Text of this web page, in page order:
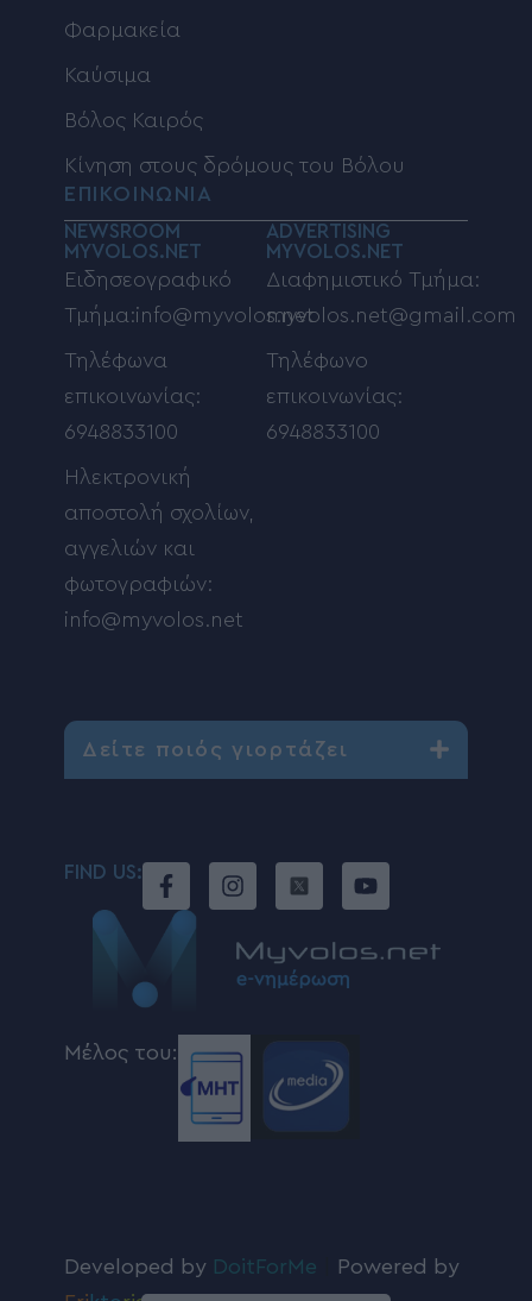
Φαρμακεία
Καύσιμα
Βόλος Καιρός
Κίνηση στους δρόμους του Βόλου
ΕΠΙΚΟΙΝΩΝΙΑ
NEWSROOM
MYVOLOS.NET
Ειδησεογραφικό
Τμήμα:info@myvolos.net
Τηλέφωνα
επικοινωνίας:
6948833100
Ηλεκτρονική
αποστολή σχολίων,
αγγελιών και
φωτογραφιών:
info@myvolos.net
ADVERTISING
MYVOLOS.NET
Διαφημιστικό Τμήμα:
myvolos.net@gmail.com
Τηλέφωνο
επικοινωνίας:
6948833100
Δείτε ποιός γιορτάζει
FIND US:
Μέλος του:
Developed by DoitForMe
Powered by